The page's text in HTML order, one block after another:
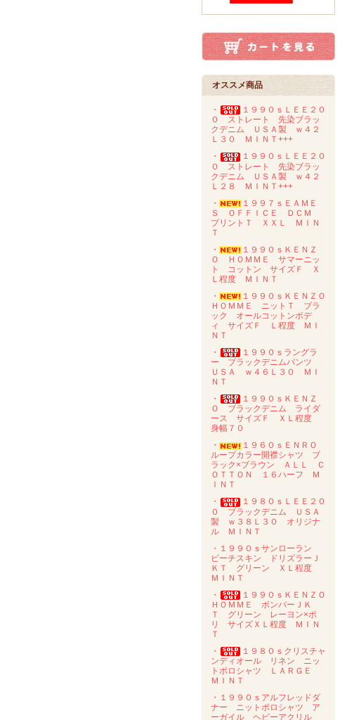
オススメ商品
・
１９９０ｓＬＥＥ２０
０ ストレート 先染ブラッ
クデニム ＵＳＡ製 ｗ４２
Ｌ３０ ＭＩＮＴ+++
・
１９９０ｓＬＥＥ２０
０ ストレート 先染ブラッ
クデニム ＵＳＡ製 ｗ４２
Ｌ２８ ＭＩＮＴ+++
・
１９９７ｓＥＡＭＥ
Ｓ ＯＦＦＩＣＥ ＤＣＭ
プリントＴ ＸＸＬ ＭＩＮ
Ｔ
・
１９９０ｓＫＥＮＺ
Ｏ ＨＯＭＭＥ サマーニッ
ト コットン サイズＦ Ｘ
Ｌ程度 ＭＩＮＴ
・
１９９０ｓＫＥＮＺＯ
ＨＯＭＭＥ ニットＴ ブラ
ック オールコットンボデ
ィ サイズＦ Ｌ程度 ＭＩ
ＮＴ
・
１９９０ｓラングラ
ー ブラックデニムパンツ
ＵＳＡ ｗ４６Ｌ３０ ＭＩ
ＮＴ
・
１９９０ｓＫＥＮＺ
Ｏ ブラックデニム ライダ
ース サイズＦ ＸＬ程度
身幅７０
・
１９６０ｓＥＮＲＯ
ループカラー開襟シャツ ブ
ラック×ブラウン ＡＬＬ Ｃ
ＯＴＴＯＮ １６ハーフ Ｍ
ＩＮＴ
・
１９８０ｓＬＥＥ２０
０ ブラックデニム ＵＳＡ
製 ｗ３８Ｌ３０ オリジナ
ル ＭＩＮＴ
・１９９０ｓサンローラン
ピーチスキン ドリズラーＪ
ＫＴ グリーン ＸＬ程度
ＭＩＮＴ
・
１９９０ｓＫＥＮＺＯ
ＨＯＭＭＥ ボンバーＪＫ
Ｔ グリーン レーヨン×ポ
リ サイズＸＬ程度 ＭＩＮ
Ｔ
・
１９８０ｓクリスチャ
ンディオール リネン ニッ
トポロシャツ ＬＡＲＧＥ
ＭＩＮＴ
・１９９０ｓアルフレッドダ
ナー ニットポロシャツ ア
ーガイル ヘビーアクリル